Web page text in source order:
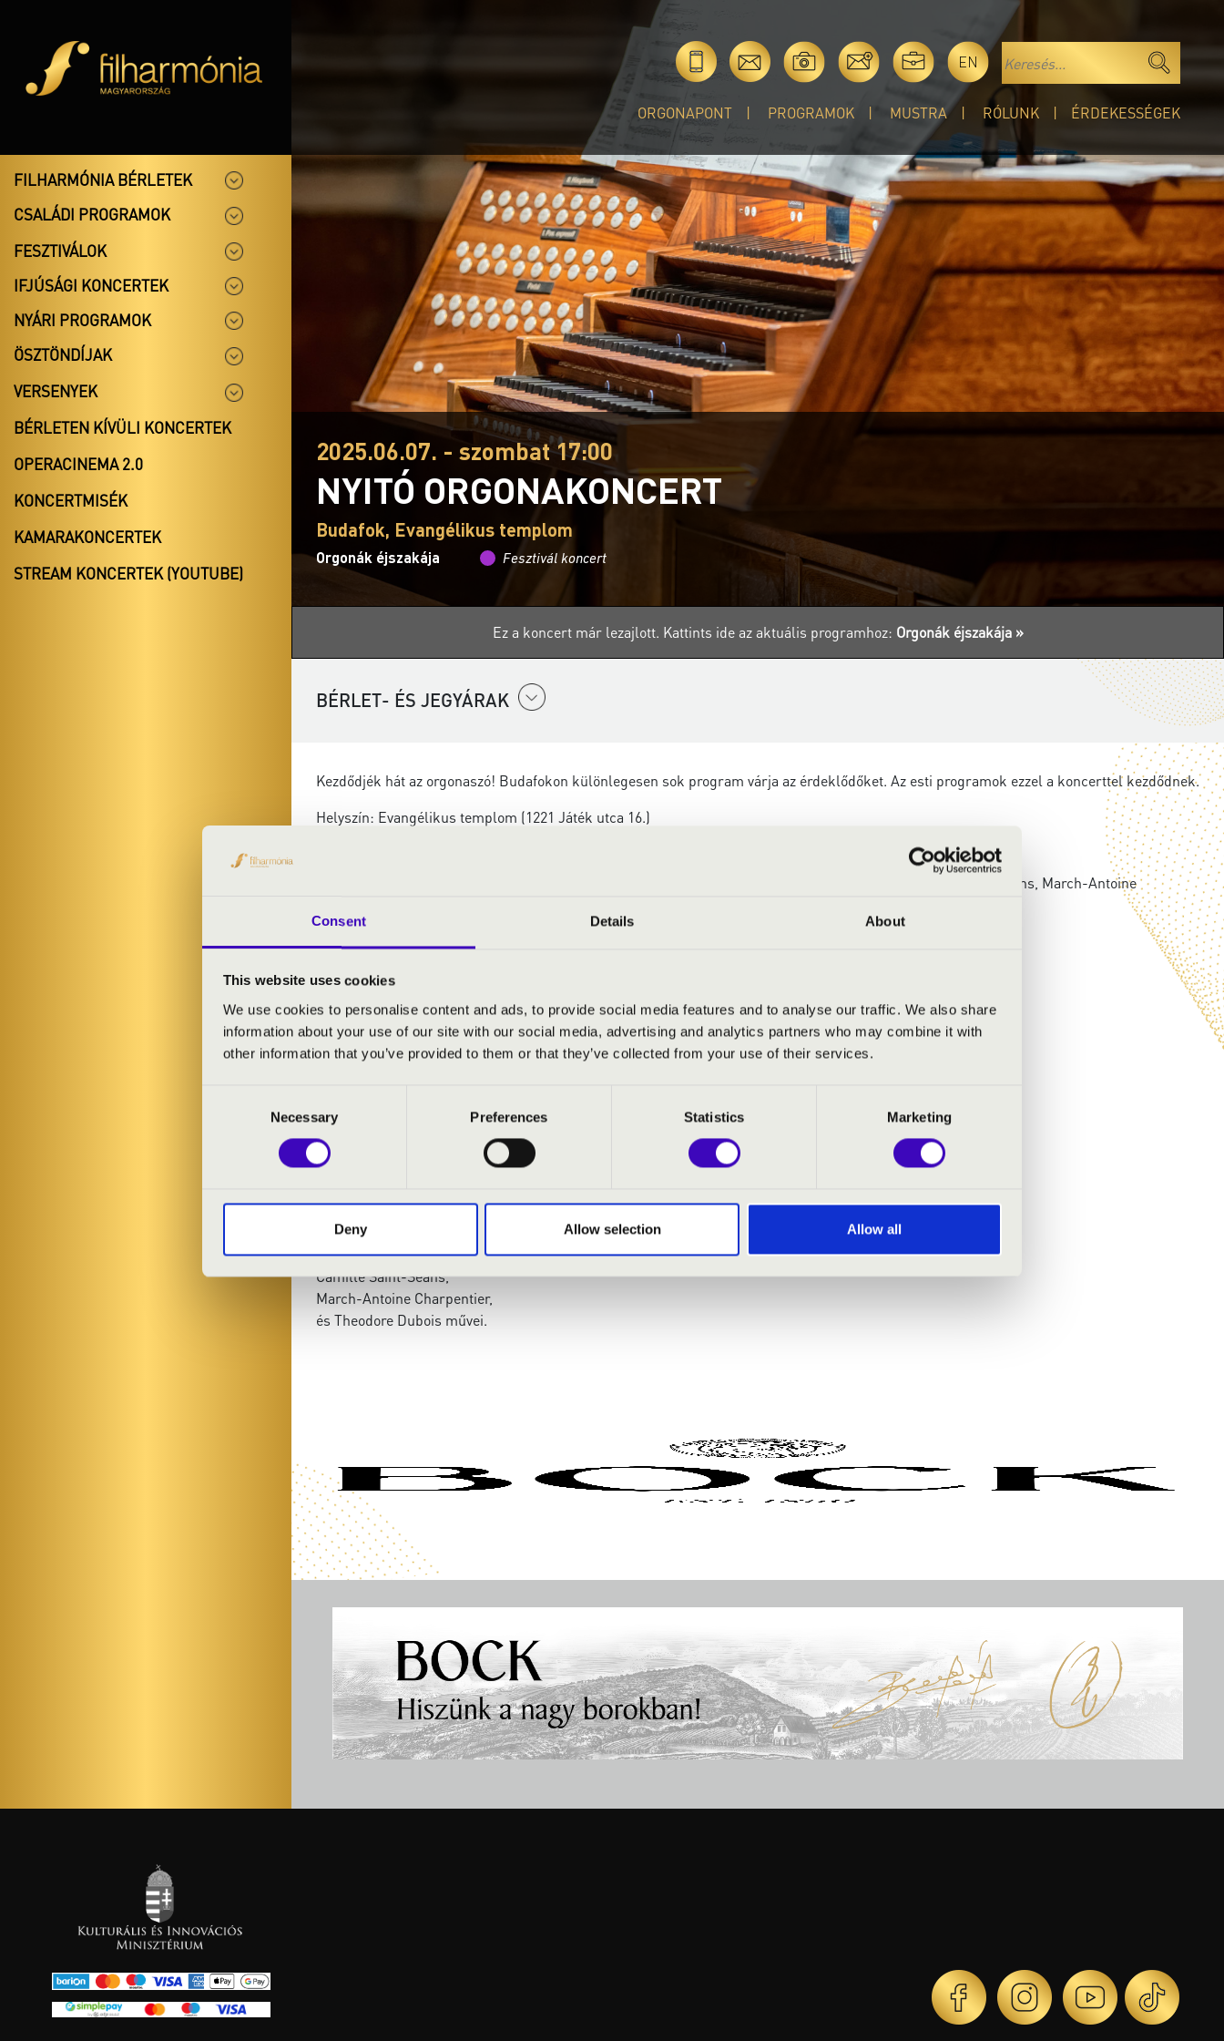
Consent Details About
This website uses cookies
We use cookies to personalise content and ads, to provide social media features and to analyse our traffic. We also share
information about your use of our site with our social media, advertising and analytics partners who may combine it with
other information that you’ve provided to them or that they’ve collected from your use of their services.
Necessary Preferences Statistics Marketing
Deny Allow selection Allow all
EN
ORGONAPONT PROGRAMOK MUSTRA RÓLUNK ÉRDEKESSÉGEK
FILHARMÓNIA BÉRLETEK
CSALÁDI PROGRAMOK
FESZTIVÁLOK
IFJÚSÁGI KONCERTEK
NYÁRI PROGRAMOK
ÖSZTÖNDÍJAK
VERSENYEK
BÉRLETEN KÍVÜLI KONCERTEK
OPERACINEMA 2.0
KONCERTMISÉK
KAMARAKONCERTEK
STREAM KONCERTEK (YOUTUBE)
2025.06.07. - szombat 17:00
NYITÓ ORGONAKONCERT
Budafok, Evangélikus templom
Orgonák éjszakája Fesztivál koncert
Ez a koncert már lezajlott. Kattints ide az aktuális programhoz: Orgonák éjszakája »
BÉRLET- ÉS JEGYÁRAK
Kezdődjék hát az orgonaszó! Budafokon különlegesen sok program várja az érdeklődőket. Az esti programok ezzel a koncerttel kezdődnek.
Helyszín: Evangélikus templom (1221 Játék utca 16.)
Műsoron Johann Sebastian Bach, Georg Friedrich Handel, Alexandre Guilmant, Liszt Ferenc, Camille Saint-Seans, March-Antoine
A belépés ingyenes, önkéntes adományaikkal az előadókat támogathatják!
ELŐADÓK:
Kobor Eva- Fischer Annie díjas hegedűművész
MŰSOR:
Georg Friedrich Handel,
Alexandre Guilmant,
Liszt Ferenc,
Camille Saint-Seans,
March-Antoine Charpentier,
és Theodore Dubois művei.